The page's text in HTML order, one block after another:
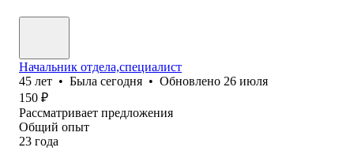
Начальник отдела,специалист
45 лет • Была сегодня • Обновлено 26 июля
150 ₽
Рассматривает предложения
Общий опыт
23 года